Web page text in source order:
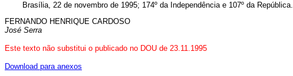
Brasília, 22 de novembro de 1995; 174º da Independência e 107º da República.
FERNANDO HENRIQUE CARDOSO
José Serra
Este texto não substitui o publicado no DOU de 23.11.1995
Download para anexos